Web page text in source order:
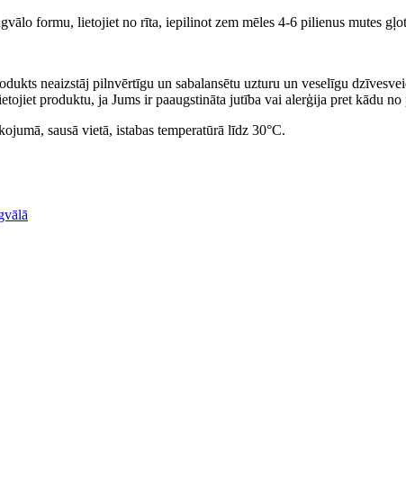
formu, lietojiet no rīta, iepilinot zem mēles 4-6 pilienus mutes
neaizstāj pilnvērtīgu un sabalansētu uzturu un veselīgu
produktu, ja Jums ir paaugstināta jutība vai alerģija pret kādu no
sausā vietā, istabas temperatūrā līdz 30°C.